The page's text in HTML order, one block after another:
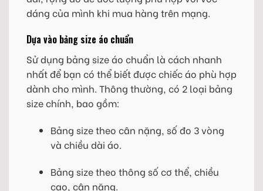
dáng của mình khi mua hàng trên mạng.
Dựa vào bảng size áo chuẩn
Sử dụng bảng size áo chuẩn là cách nhanh
nhất để bạn có thể biết được chiếc áo phù hợp
dành cho mình. Thông thường, có 2 loại bảng
size chính, bao gồm:
Bảng size theo cân nặng, số đo 3 vòng
và chiều dài áo.
Bảng size theo thông số cơ thể, chiều
cao, cân nặng.